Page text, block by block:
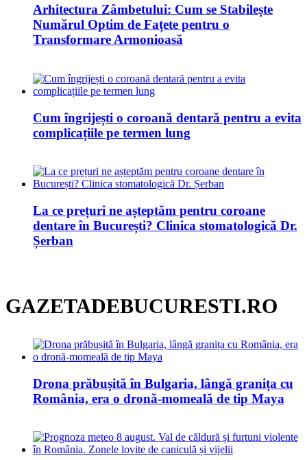
Arhitectura Zâmbetului: Cum se Stabilește
Numărul Optim de Fațete pentru o
Transformare Armonioasă
Cum îngrijești o coroană dentară pentru a evita
complicațiile pe termen lung
La ce prețuri ne așteptăm pentru coroane
dentare în București? Clinica stomatologică Dr.
Șerban
GAZETADEBUCURESTI.RO
Drona prăbușită în Bulgaria, lângă granița cu
România, era o dronă-momeală de tip Maya